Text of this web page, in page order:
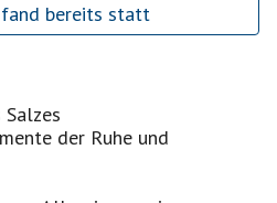
fand bereits statt
der Ruhe und